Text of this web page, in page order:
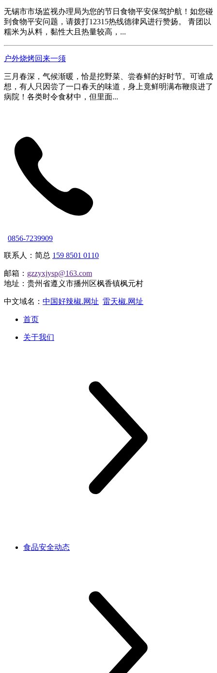
无锡市市场监视办理局为您的节日食物平安保驾护航！如您碰
到食物平安问题，请拨打12315热线德律风进行赞扬。 青团以
糯米为从料，黏性大且热量较高，...
户外烧烤回来一须
三月春深，气候渐暖，恰是挖野菜、尝春鲜的好时节。可谁成
想，有人只因尝了一口春天的味道，身上竟鲜明满布鞭痕进了
病院！各类时令食材中，但里面...
0856-7239909
联系人：简总 159 8501 0110
邮箱： gzzyxjysp@163.com
地址：贵州省遵义市播州区枫香镇枫元村
中文域名： 中国好辣椒.网址 雷天椒.网址
首页
关于我们
食品安全动态